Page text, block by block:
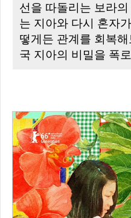
선을 따돌리는 보라
는 지아와 다시 혼자
떻게든 관계를 회복
국 지아의 비밀을 폭